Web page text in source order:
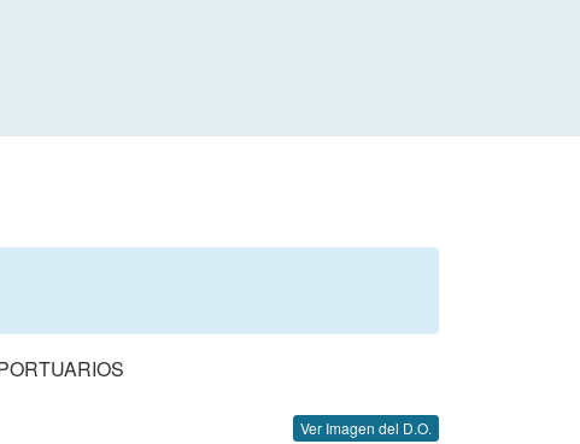
Ver Imagen del D.O.